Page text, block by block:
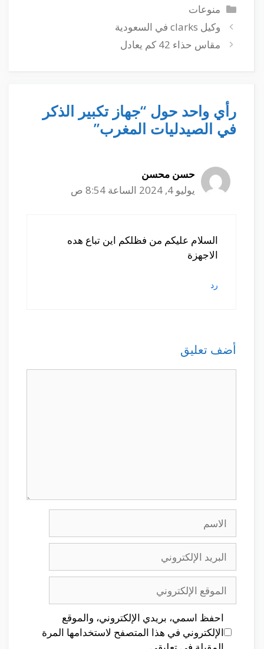
التصنيفات
منوعات
وكيل clarks في السعودية
مقاس حذاء 42 كم يعادل
رأي واحد حول “جهاز تكبير الذكر
في الصيدليات المغرب”
حسن محسن
يوليو 4, 2024 الساعة 8:54 ص
السلام عليكم من فظلكم اين تباع هده
الاجهزة
رد
أضف تعليق
الإلكتروني
الإلكتروني
احفظ اسمي، بريدي الإلكتروني، والموقع
الإلكتروني في هذا المتصفح لاستخدامها المرة